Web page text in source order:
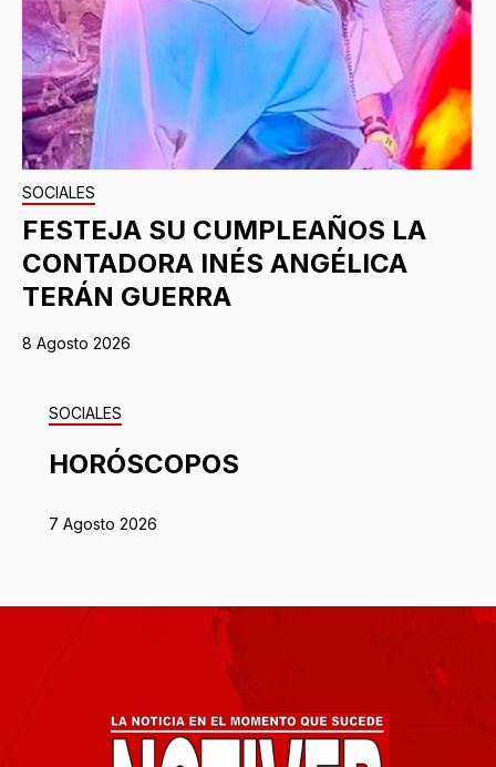
SOCIALES
FESTEJA SU CUMPLEAÑOS LA
CONTADORA INÉS ANGÉLICA
TERÁN GUERRA
8 Agosto 2026
SOCIALES
HORÓSCOPOS
7 Agosto 2026